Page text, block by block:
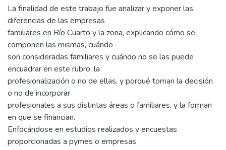
La finalidad de este trabajo fue analizar y exponer las
diferencias de las empresas
familiares en Río Cuarto y la zona, explicando cómo se
componen las mismas, cuándo
son consideradas familiares y cuándo no se las puede
encuadrar en este rubro, la
profesionalización o no de ellas, y porqué toman la decisión
o no de incorporar
profesionales a sus distintas áreas o familiares, y la forman
en que se financian.
Enfocándose en estudios realizados y encuestas
proporcionadas a pymes o empresas